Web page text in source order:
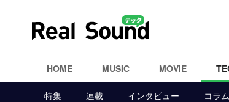
HOME MUSIC MOVIE
特集 連載 インタビュー コラム